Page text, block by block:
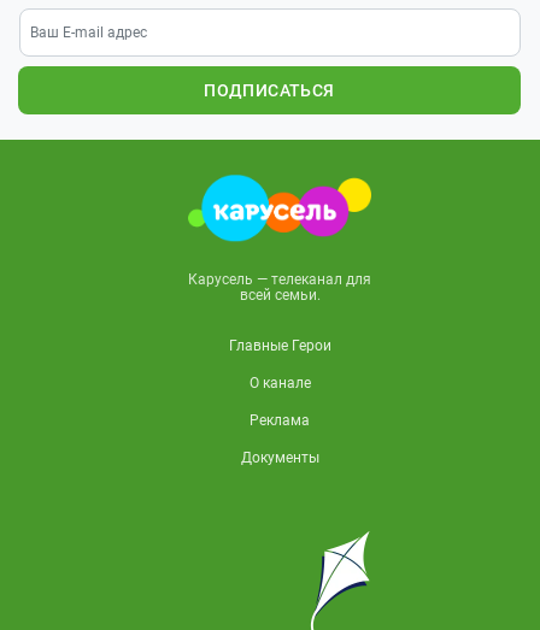
ПОДПИСАТЬСЯ
Карусель — телеканал для
всей семьи.
Главные Герои
О канале
Реклама
Документы